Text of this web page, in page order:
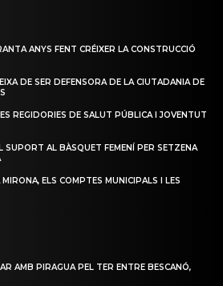
ANYS FENT CRÉIXER LA CONSTRUCCIÓ
DE SER DEFENSORA DE LA CIUTADANIA DE
REGIDORIES DE SALUT PÚBLICA I JOVENTUT
SUPORT AL BÀSQUET FEMENÍ PER SETZENA
ELS COMPTES MUNICIPALS I LES
AMB PIRAGUA PEL TER ENTRE BESCANÓ,